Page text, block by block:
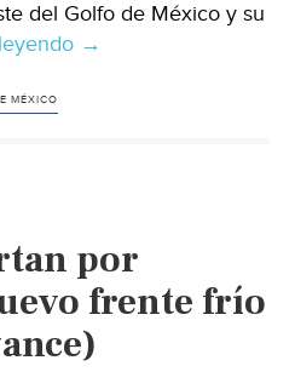
del Golfo de México y su
México:
del
día
(Trafico
zmg)
→
MÉXICO
por
frente frío